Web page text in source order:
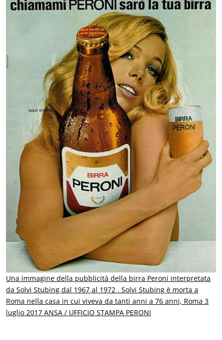
Una immagine della pubblicità della birra Peroni interpretata
da Solvi Stubing dal 1967 al 1972 . Solvi Stubing è morta a
Roma nella casa in cui viveva da tanti anni a 76 anni, Roma 3
luglio 2017 ANSA / UFFICIO STAMPA PERONI